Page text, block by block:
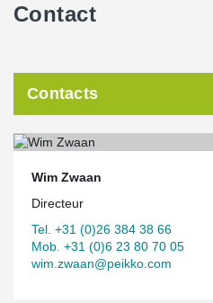
Contact
Contacts
Wim Zwaan
Directeur
Tel. +31 (0)26 384 38 66
Mob. +31 (0)6 23 80 70 05
wim.zwaan@peikko.com